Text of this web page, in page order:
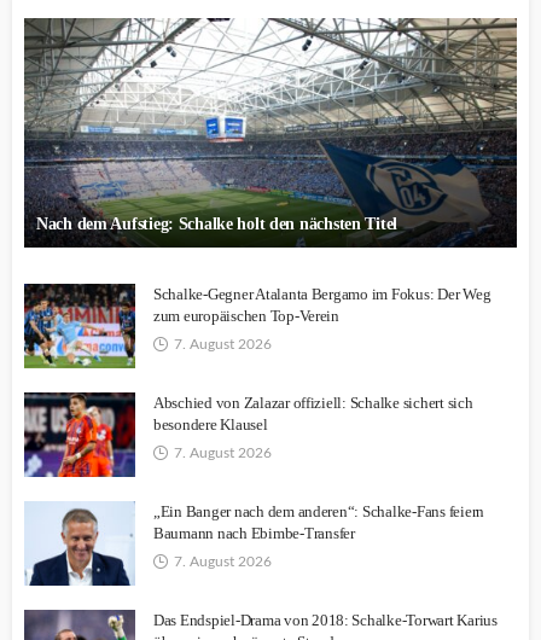
Nach dem Aufstieg: Schalke holt den nächsten Titel
Schalke-Gegner Atalanta Bergamo im Fokus: Der Weg
zum europäischen Top-Verein
7. August 2026
Abschied von Zalazar offiziell: Schalke sichert sich
besondere Klausel
7. August 2026
„Ein Banger nach dem anderen“: Schalke-Fans feiern
Baumann nach Ebimbe-Transfer
7. August 2026
Das Endspiel-Drama von 2018: Schalke-Torwart Karius